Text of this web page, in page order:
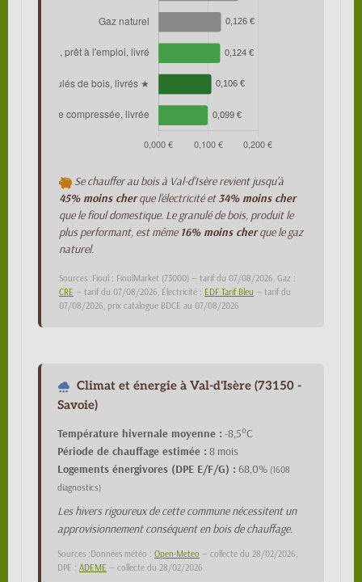
Se chauffer au bois à Val-d'Isère revient jusqu'à
45% moins cherque l'électricité et34% moins cher
que le fioul domestique. Le granulé de bois, produit le
plus performant, est même 16% moins cherque le gaz
naturel.
Sources :Fioul : FioulMarket (73000) — tarif du 07/08/2026, Gaz :
CRE — tarif du 07/08/2026, Électricité : EDF Tarif Bleu — tarif du
07/08/2026, prix catalogue BDCE au 07/08/2026
Climat et énergie à Val-d'Isère (73150 -
Savoie)
Température hivernale moyenne : -8,5°C
Période de chauffage estimée : 8 mois
Logements énergivores (DPE E/F/G) : 68,0% (1608
diagnostics)
Les hivers rigoureux de cette commune nécessitent un
approvisionnement conséquent en bois de chauffage.
Sources :Données météo : Open-Meteo — collecte du 28/02/2026,
DPE : ADEME — collecte du 28/02/2026